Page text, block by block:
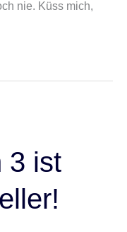
nie. Küss mich,
3 ist